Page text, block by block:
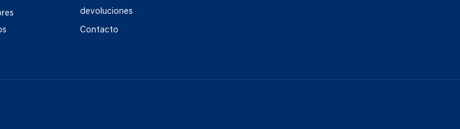
devoluciones
Contacto